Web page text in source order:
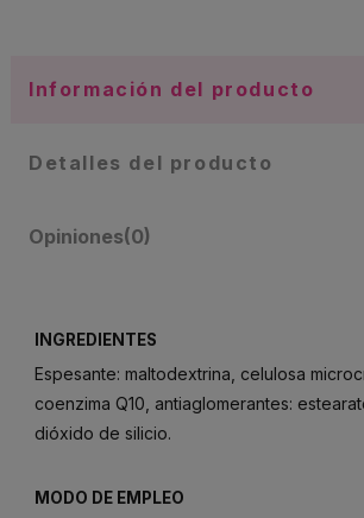
Información del producto
Detalles del producto
Opiniones(0)
INGREDIENTES
Espesante: maltodextrina, celulosa
coenzima Q10, antiaglomerantes:
dióxido de silicio.
MODO DE EMPLEO